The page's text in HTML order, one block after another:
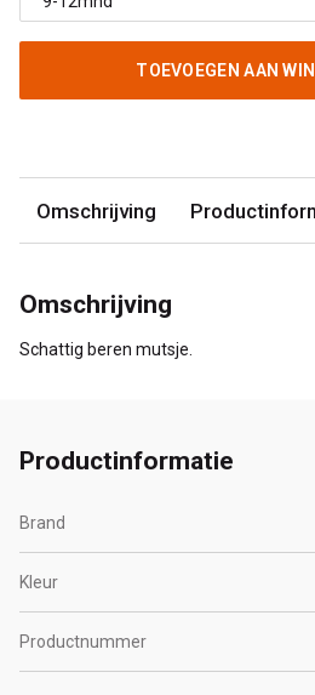
TOEVOEGEN AAN
Omschrijving
Omschrijving
Schattig beren mutsje.
Productinformatie
Brand
Kleur
Productnummer